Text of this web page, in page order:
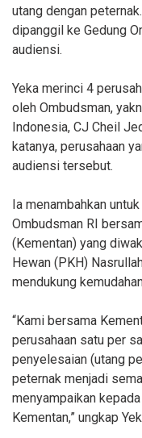
utang dengan
dipanggil ke Gedung
audiensi.
Yeka merinci 4
oleh Ombudsman,
Indonesia, CJ Cheil
katanya, perusahaan
audiensi tersebut.
Ia menambahkan
Ombudsman RI
(Kementan) yang
Hewan (PKH)
mendukung
“Kami bersama
perusahaan satu per
penyelesaian (utang
peternak menjadi
menyampaikan
Kementan,” ungkap